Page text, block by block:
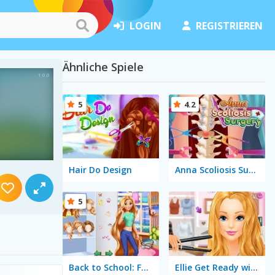
LOGIN REGISTRIEREN
Ähnliche Spiele
Hair Do Design
5
Anna Scoliosis Surgery
4.2
Back to School: Fashionistas
5
Ellie Get Ready with Me